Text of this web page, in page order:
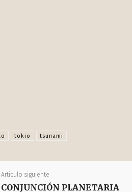
tokio tsunami
Artículo siguiente
CONJUNCIÓN PLANETARIA